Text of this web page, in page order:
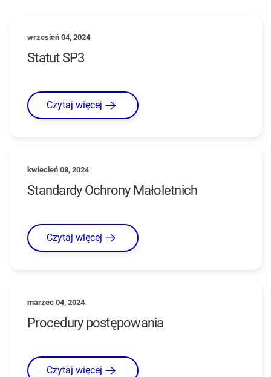
wrzesień 04, 2024
Statut SP3
Czytaj więcej
kwiecień 08, 2024
Standardy Ochrony Małoletnich
Czytaj więcej
marzec 04, 2024
Procedury postępowania
Czytaj więcej